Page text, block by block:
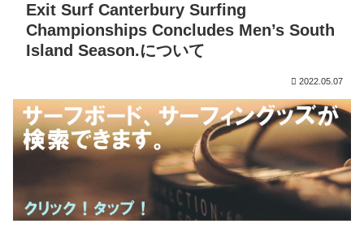
Exit Surf Canterbury Surfing
Championships Concludes Men’s South
Island Season.について
2022.05.07